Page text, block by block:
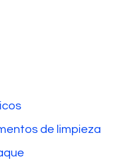
de limpieza